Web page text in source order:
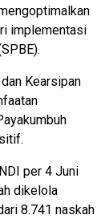
implementasi
Kearsipan
per 4 Juni
dikelola
8.741 naskah